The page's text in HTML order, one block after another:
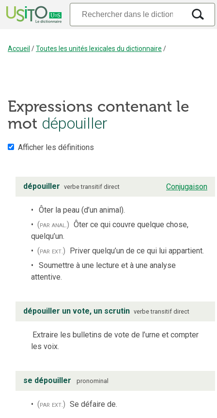
Accueil /Toutes les unités lexicales du dictionnaire /
Expressions contenant le
mot dépouiller
Afficher les définitions
dépouiller verbe transitif direct Conjugaison
Ôter la peau (d’un animal).
(par anal.) Ôter ce qui couvre quelque chose,
quelqu’un.
(par ext.) Priver quelqu’un de ce qui lui appartient.
Soumettre à une lecture et à une analyse
attentive.
dépouiller un vote, un scrutin verbe transitif direct
Extraire les bulletins de vote de l’urne et compter
les voix.
se dépouiller pronominal
(par ext.) Se défaire de.